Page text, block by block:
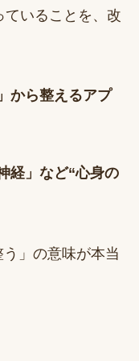
ていることを、改
から整えるアプ
経」など“心身の
」の意味が本当